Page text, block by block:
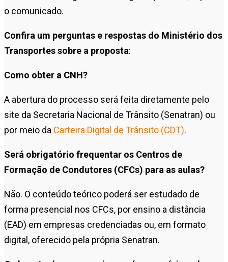
o comunicado.
Confira um perguntas e respostas do Ministério dos
Transportes sobre a proposta:
Como obter a CNH?
A abertura do processo será feita diretamente pelo
site da Secretaria Nacional de Trânsito (Senatran) ou
por meio da Carteira Digital de Trânsito (CDT).
Será obrigatório frequentar os Centros de
Formação de Condutores (CFCs) para as aulas?
Não. O conteúdo teórico poderá ser estudado de
forma presencial nos CFCs, por ensino a distância
(EAD) em empresas credenciadas ou, em formato
digital, oferecido pela própria Senatran.